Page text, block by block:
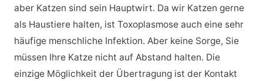
aber Katzen sind sein Hauptwirt. Da wir Katzen gerne
als Haustiere halten, ist Toxoplasmose auch eine sehr
häufige menschliche Infektion. Aber keine Sorge, Sie
müssen Ihre Katze nicht auf Abstand halten. Die
einzige Möglichkeit der Übertragung ist der Kontakt